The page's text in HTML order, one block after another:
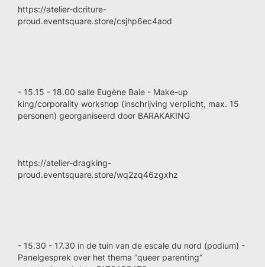
https://atelier-dcriture-
proud.eventsquare.store/csjhp6ec4aod
- 15.15 - 18.00 salle Eugène Baie - Make-up
king/corporality workshop (inschrijving verplicht, max. 15
personen) georganiseerd door BARAKAKING
https://atelier-dragking-
proud.eventsquare.store/wq2zq46zgxhz
- 15.30 - 17.30 in de tuin van de escale du nord (podium) -
Panelgesprek over het thema “queer parenting”